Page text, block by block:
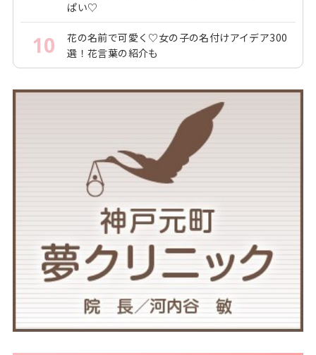
ぱい♡
10
花の名前で可愛く♡女の子の名付けアイデア300
選！花言葉の紹介も